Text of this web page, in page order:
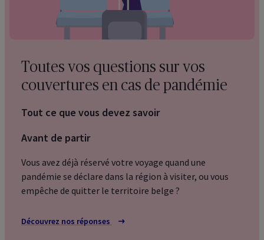
Toutes vos questions sur vos
couvertures en cas de pandémie
Tout ce que vous devez savoir
Avant de partir
Vous avez déjà réservé votre voyage quand une
pandémie se déclare dans la région à visiter, ou vous
empêche de quitter le territoire belge ?
Découvrez nos réponses